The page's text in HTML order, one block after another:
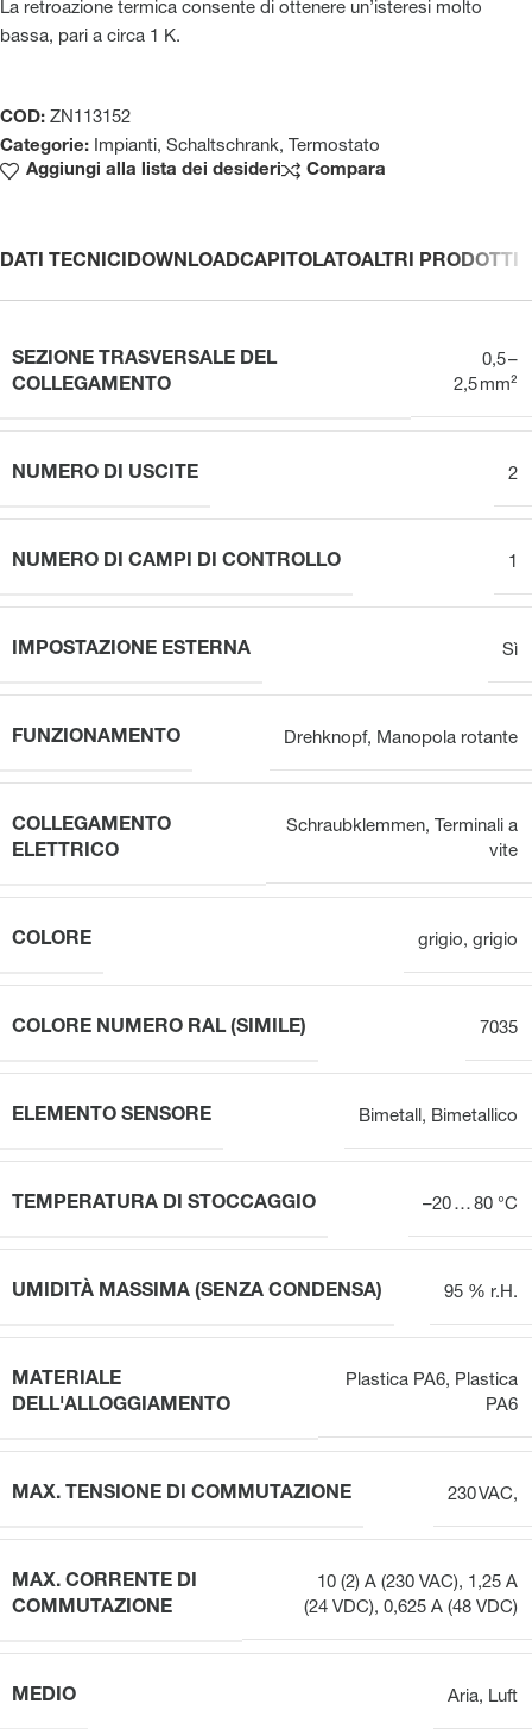
La retroazione termica consente di ottenere un’isteresi molto
bassa, pari a circa 1 K.
COD: ZN113152
Categorie: Impianti, Schaltschrank, Termostato
Aggiungi alla lista dei desideri
Compara
DATI TECNICIDOWNLOADCAPITOLATOALTRI PRODOTTI
SEZIONE TRASVERSALE DEL
COLLEGAMENTO
0,5 –
2,5 mm²
NUMERO DI USCITE 2
NUMERO DI CAMPI DI CONTROLLO 1
IMPOSTAZIONE ESTERNA Sì
FUNZIONAMENTO Drehknopf, Manopola rotante
COLLEGAMENTO
ELETTRICO
Schraubklemmen, Terminali a
vite
COLORE grigio, grigio
COLORE NUMERO RAL (SIMILE) 7035
ELEMENTO SENSORE Bimetall , Bimetallico
TEMPERATURA DI STOCCAGGIO –20 … 80 °C
UMIDITÀ MASSIMA (SENZA CONDENSA) 95 % r.H.
MATERIALE
DELL'ALLOGGIAMENTO
Plastica PA6, Plastica
PA6
MAX. TENSIONE DI COMMUTAZIONE 230 VAC,
MAX. CORRENTE DI
COMMUTAZIONE
10 (2) A (230 VAC), 1,25 A
(24 VDC), 0,625 A (48 VDC)
MEDIO Aria, Luft